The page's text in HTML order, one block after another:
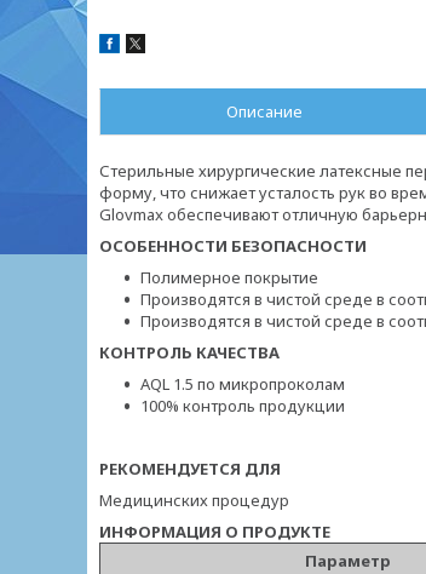
Описание
Стерильные хирургические латексные
форму, что снижает усталость рук во
Glovmax обеспечивают отличную
ОСОБЕННОСТИ БЕЗОПАСНОСТИ
Полимерное покрытие
Производятся в чистой среде в
Производятся в чистой среде в
КОНТРОЛЬ КАЧЕСТВА
AQL 1.5 по микропроколам
100% контроль продукции
РЕКОМЕНДУЕТСЯ ДЛЯ
Медицинских процедур
ИНФОРМАЦИЯ О ПРОДУКТЕ
Параметр